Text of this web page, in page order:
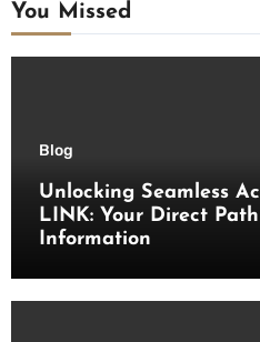
You Missed
Blog
Unlocking Seamless
LINK: Your Direct
Information